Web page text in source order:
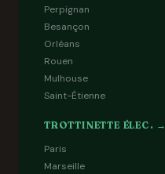
Perpignan
Besançon
Orléans
Rouen
Mulhouse
Saint-Étienne
TROTTINETTE ÉLEC. →
Paris
Marseille